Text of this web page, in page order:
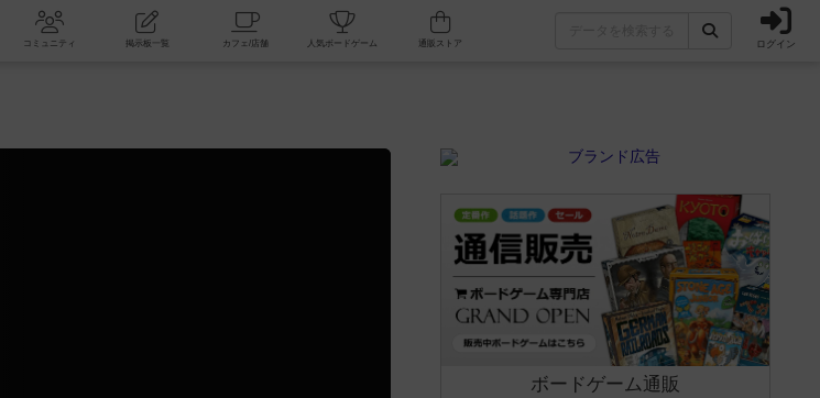
ドゲーム会 コミュニティ 掲示板一覧 カフェ/店舗 人気ボードゲーム ログイン
ボードゲーム通販